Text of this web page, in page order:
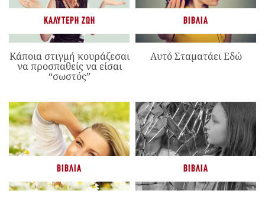
ΚΑΛΎΤΕΡΗ ΖΩΉ
Κάποια στιγμή κουράζεσαι
να προσπαθείς να είσαι
“σωστός”
ΒΙΒΛΊΑ
Αυτό Σταματάει Εδώ
ΒΙΒΛΊΑ ΒΙΒΛΊΑ